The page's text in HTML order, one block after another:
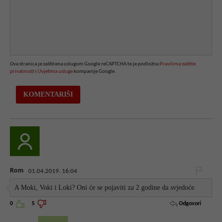
Ova stranica je zaštićena uslugom Google reCAPTCHA te je podložna Pravilima zaštite
privatnosti i Uvjetima usluge kompanije Google.
Rom 01.04.2019. 16:04
A Moki, Voki i Loki? Oni će se pojaviti za 2 godine da svjedoće.
0 5 Odgovori